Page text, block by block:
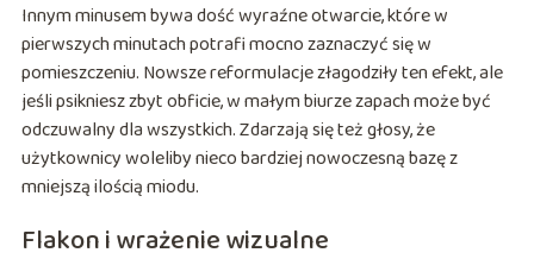
Innym minusem bywa dość wyraźne otwarcie, które w
pierwszych minutach potrafi mocno zaznaczyć się w
pomieszczeniu. Nowsze reformulacje złagodziły ten efekt, ale
jeśli psikniesz zbyt obficie, w małym biurze zapach może być
odczuwalny dla wszystkich. Zdarzają się też głosy, że
użytkownicy woleliby nieco bardziej nowoczesną bazę z
mniejszą ilością miodu.
Flakon i wrażenie wizualne